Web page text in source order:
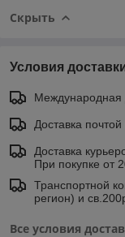
Скрыть
Условия
Международная
Доставка
Доставка
При покупке от
Транспортной
регион) и
Все условия